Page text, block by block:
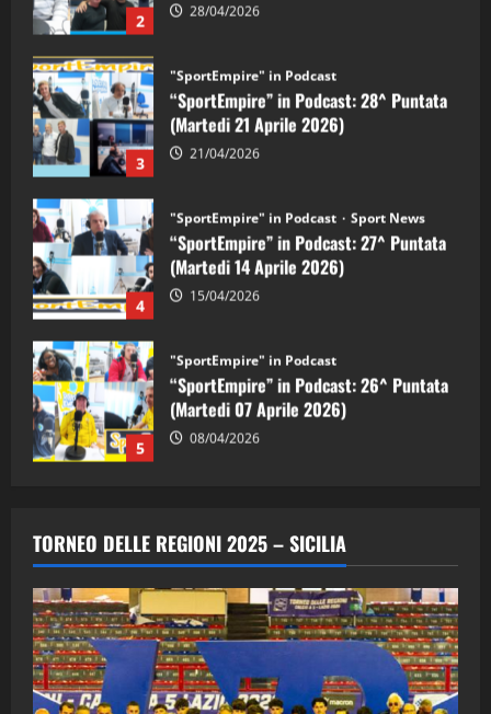
3 21/04/2026
4
"SportEmpire" in Podcast
“SportEmpire” in Podcast: 27^ Puntata
(Martedi 14 Aprile 2026)
15/04/2026
5
"SportEmpire" in Podcast
“SportEmpire” in Podcast: 26^ Puntata
(Martedi 07 Aprile 2026)
08/04/2026
1
"SportEmpire" in Podcast
“SportEmpire” in Podcast: 30^ Puntata
(Martedi 05 Maggio 2026)
08/05/2026
2
“SportEmpire” in Podcast: 29^ Puntata
(Martedi 28 Aprile 2026)
"SportEmpire" in Podcast
“SportEmpire” in Podcast: 28^ Puntata
(Martedi 21 Aprile 2026)
TORNEO DELLE REGIONI 2025 – SICILIA